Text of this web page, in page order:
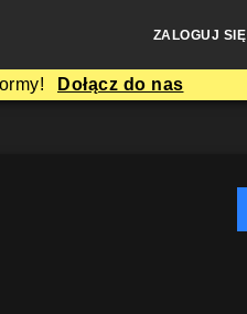
ZALOGUJ SIĘ
Dołącz do nas